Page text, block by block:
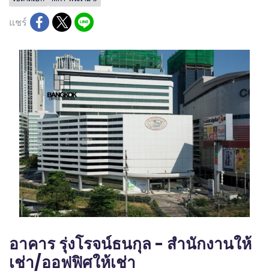
แชร์
อาคาร รุ่งโรจน์ธนกุล - สำนักงานให้
เช่า/ออฟฟิศให้เช่า